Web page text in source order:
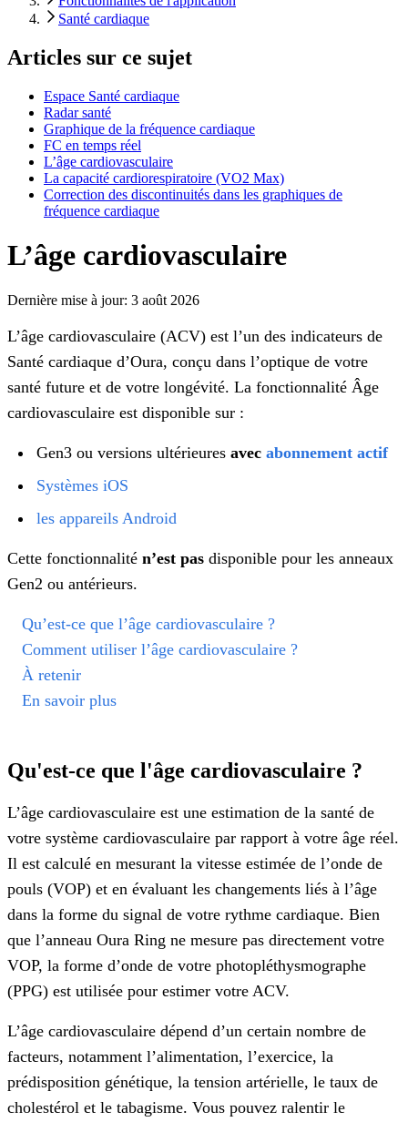
Santé cardiaque
Articles sur ce sujet
Espace Santé cardiaque
Radar santé
Graphique de la fréquence cardiaque
FC en temps réel
L’âge cardiovasculaire
La capacité cardiorespiratoire (VO2 Max)
Correction des discontinuités dans les graphiques de
fréquence cardiaque
L’âge cardiovasculaire
Dernière mise à jour: 3 août 2026
L’âge cardiovasculaire (ACV) est l’un des indicateurs de
Santé cardiaque d’Oura, conçu dans l’optique de votre
santé future et de votre longévité. La fonctionnalité Âge
cardiovasculaire est disponible sur :
Gen3 ou versions ultérieures avec abonnement actif
Systèmes iOS
les appareils Android
Cette fonctionnalité n’est pas disponible pour les anneaux
Gen2 ou antérieurs.
Qu’est-ce que l’âge cardiovasculaire ?
Comment utiliser l’âge cardiovasculaire ?
À retenir
En savoir plus
Qu'est-ce que l'âge cardiovasculaire ?
L’âge cardiovasculaire est une estimation de la santé de
votre système cardiovasculaire par rapport à votre âge réel.
Il est calculé en mesurant la vitesse estimée de l’onde de
pouls (VOP) et en évaluant les changements liés à l’âge
dans la forme du signal de votre rythme cardiaque. Bien
que l’anneau Oura Ring ne mesure pas directement votre
VOP, la forme d’onde de votre photopléthysmographe
(PPG) est utilisée pour estimer votre ACV.
L’âge cardiovasculaire dépend d’un certain nombre de
facteurs, notamment l’alimentation, l’exercice, la
prédisposition génétique, la tension artérielle, le taux de
cholestérol et le tabagisme. Vous pouvez ralentir le